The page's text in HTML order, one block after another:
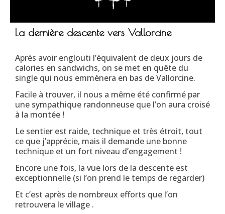
La dernière descente vers Vallorcine
Après avoir englouti l’équivalent de deux jours de
calories en sandwichs, on se met en quête du
single qui nous emmènera en bas de Vallorcine.
Facile à trouver, il nous a même été confirmé par
une sympathique randonneuse que l’on aura croisé
à la montée !
Le sentier est raide, technique et très étroit, tout
ce que j’apprécie, mais il demande une bonne
technique et un fort niveau d’engagement !
Encore une fois, la vue lors de la descente est
exceptionnelle (si l’on prend le temps de regarder)
Et c’est après de nombreux efforts que l’on
retrouvera le village .